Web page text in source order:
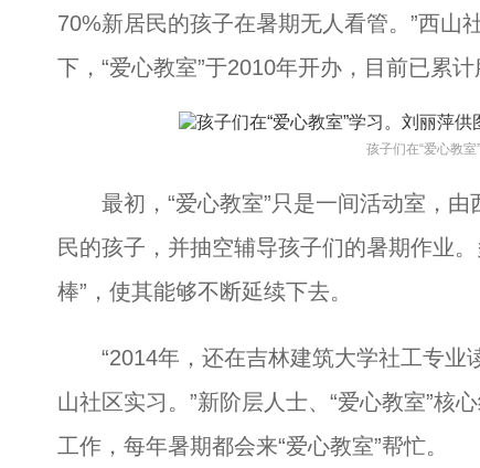
70%新居民的孩子在暑期无人看管。”西山
下，“爱心教室”于2010年开办，目前已累计
孩子们在“爱心教
最初，“爱心教室”只是一间活动室，由
民的孩子，并抽空辅导孩子们的暑期作业
棒”，使其能够不断延续下去。
“2014年，还在吉林建筑大学社工专业
山社区实习。”新阶层人士、“爱心教室”核
工作，每年暑期都会来“爱心教室”帮忙。